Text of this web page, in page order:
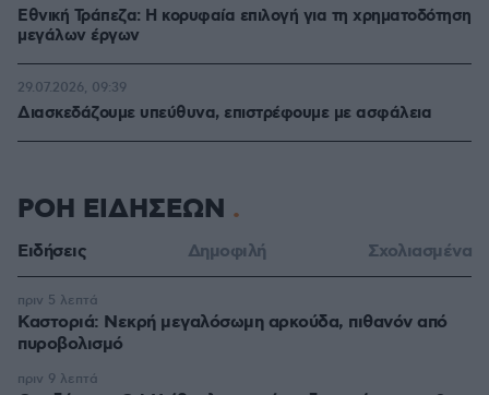
Εθνική Τράπεζα: Η κορυφαία επιλογή για τη χρηματοδότηση
μεγάλων έργων
Διασκεδάζουμε υπεύθυνα, επιστρέφουμε με ασφάλεια
29.07.2026, 09:39
ΡΟΗ ΕΙΔΗΣΕΩΝ
Ειδήσεις Δημοφιλή Σχολιασμένα
Καστοριά: Νεκρή μεγαλόσωμη αρκούδα, πιθανόν από
πυροβολισμό
πριν 5 λεπτά
πριν 9 λεπτά